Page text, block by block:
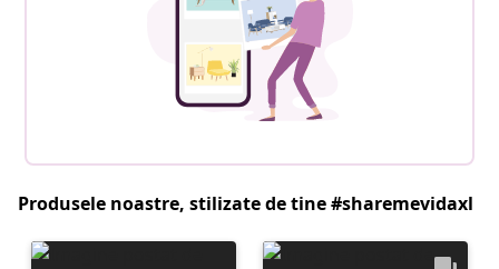
Produsele noastre, stilizate de tine #sharemevidaxl